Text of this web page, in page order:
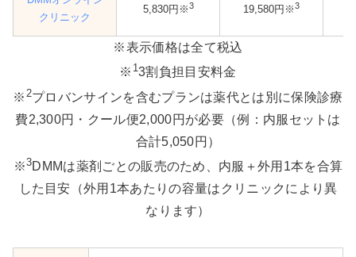
クリニック
5,830円※3 19,580円※3
※表示価格は全て税込
※ 13割負担目安料金
※ 2プロバンサインを含むプランは薬代とは別に保険診療
費2,300円・クール便2,000円が必要（例：内服セットは
合計5,050円）
※3DMMは薬剤ごとの販売のため、内服＋外用1本を合算
した目安（外用1本あたりの容量はクリニックにより異
なります）